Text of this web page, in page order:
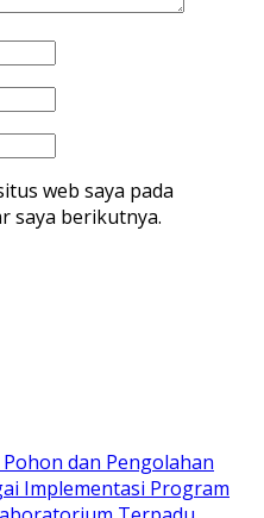
web saya pada
saya berikutnya.